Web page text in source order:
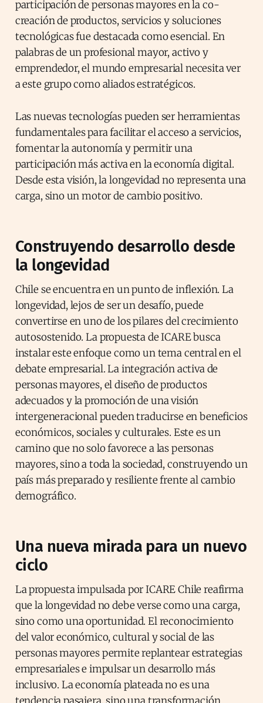
participación de personas mayores en la co-
creación de productos, servicios y soluciones
tecnológicas fue destacada como esencial. En
palabras de un profesional mayor, activo y
emprendedor, el mundo empresarial necesita ver
a este grupo como aliados estratégicos.
Las nuevas tecnologías pueden ser herramientas
fundamentales para facilitar el acceso a servicios,
fomentar la autonomía y permitir una
participación más activa en la economía digital.
Desde esta visión, la longevidad no representa una
carga, sino un motor de cambio positivo.
Construyendo desarrollo desde
la longevidad
Chile se encuentra en un punto de inflexión. La
longevidad, lejos de ser un desafío, puede
convertirse en uno de los pilares del crecimiento
autosostenido. La propuesta de ICARE busca
instalar este enfoque como un tema central en el
debate empresarial. La integración activa de
personas mayores, el diseño de productos
adecuados y la promoción de una visión
intergeneracional pueden traducirse en beneficios
económicos, sociales y culturales. Este es un
camino que no solo favorece a las personas
mayores, sino a toda la sociedad, construyendo un
país más preparado y resiliente frente al cambio
demográfico.
Una nueva mirada para un nuevo
ciclo
La propuesta impulsada por ICARE Chile reafirma
que la longevidad no debe verse como una carga,
sino como una oportunidad. El reconocimiento
del valor económico, cultural y social de las
personas mayores permite replantear estrategias
empresariales e impulsar un desarrollo más
inclusivo. La economía plateada no es una